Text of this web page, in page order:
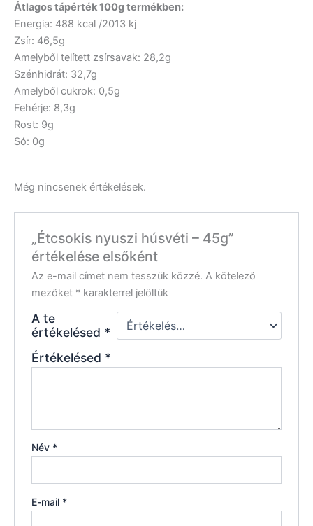
Átlagos tápérték 100g termékben:
Energia: 488 kcal /2013 kj
Zsír: 46,5g
Amelyből telített zsírsavak: 28,2g
Szénhidrát: 32,7g
Amelyből cukrok: 0,5g
Fehérje: 8,3g
Rost: 9g
Só: 0g
Még nincsenek értékelések.
„Étcsokis nyuszi húsvéti – 45g”
értékelése elsőként
Az e-mail címet nem tesszük közzé. A kötelező
mezőket * karakterrel jelöltük
A te
értékelésed *
Értékelésed *
Név *
E-mail *